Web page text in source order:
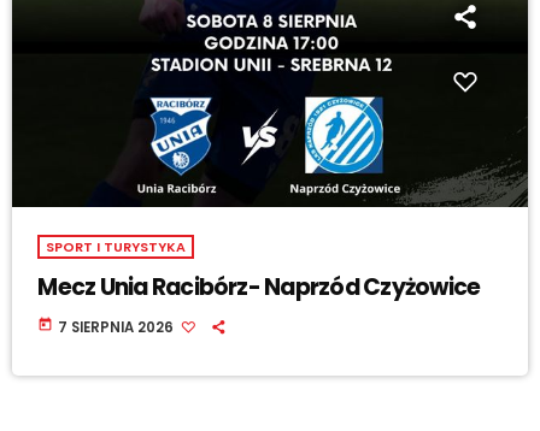
SPORT I TURYSTYKA
Mecz Unia Racibórz- Naprzód Czyżowice
today 7 SIERPNIA 2026